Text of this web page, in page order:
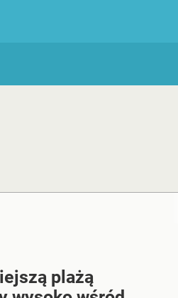
plażą